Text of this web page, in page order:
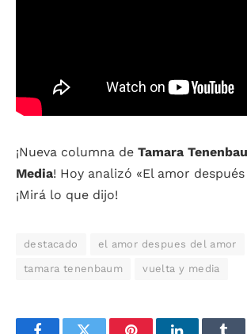
¡Nueva columna de Tamara
Media! Hoy analizó «El amor
¡Mirá lo que dijo!
destacado el amor despues del amor
tamara tenenbaum vuelta y media